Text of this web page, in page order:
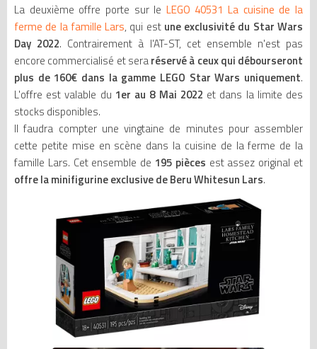
La deuxième offre porte sur le LEGO 40531 La cuisine de la
ferme de la famille Lars, qui est une exclusivité du Star Wars
Day 2022. Contrairement à l'AT-ST, cet ensemble n'est pas
encore commercialisé et seraréservé à ceux qui débourseront
plus de 160€ dans la gamme LEGO Star Wars uniquement.
L'offre est valable du 1er au 8 Mai 2022 et dans la limite des
stocks disponibles.
Il faudra compter une vingtaine de minutes pour assembler
cette petite mise en scène dans la cuisine de la ferme de la
famille Lars. Cet ensemble de 195 pièces est assez original et
offre la minifigurine exclusive de Beru Whitesun Lars.